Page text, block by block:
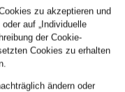
CHF 100
zu akzeptieren und
auf „Individuelle
der Cookie-
Cookies zu erhalten
ändern oder